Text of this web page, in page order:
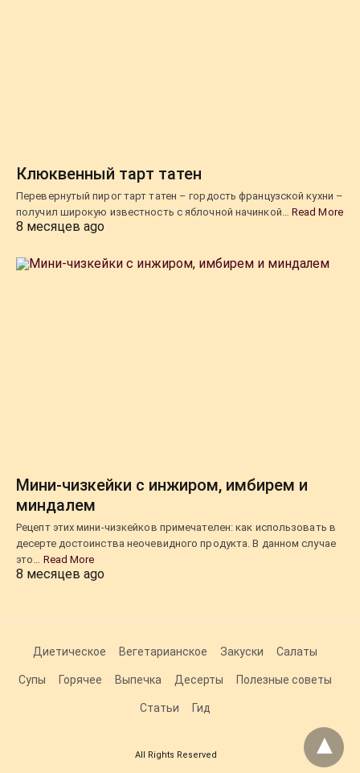
Клюквенный тарт татен
Перевернутый пирог тарт татен – гордость французской кухни –
получил широкую известность с яблочной начинкой… Read More
8 месяцев ago
Мини-чизкейки с инжиром, имбирем и
миндалем
Рецепт этих мини-чизкейков примечателен: как использовать в
десерте достоинства неочевидного продукта. В данном случае
это… Read More
8 месяцев ago
Диетическое Вегетарианское Закуски Салаты
Супы Горячее Выпечка Десерты Полезные советы
Статьи Гид
All Rights Reserved